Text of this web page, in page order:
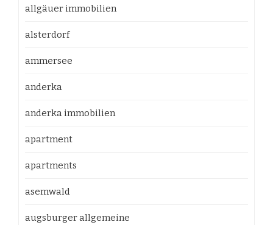
allgäuer immobilien
alsterdorf
ammersee
anderka
anderka immobilien
apartment
apartments
asemwald
augsburger allgemeine